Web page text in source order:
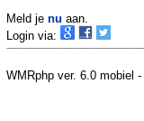
Meld je nu aan.
Login via:
WMRphp ver. 6.0 mobiel -